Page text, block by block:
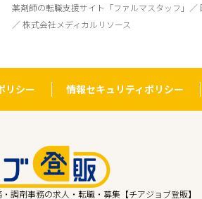
薬剤師の転職支援サイト「ファルマスタッフ」
株式会社メディカルリソース
リシー 情報セキュリティポリシー
調剤事務の求人・転職・募集【チアジョブ登販】